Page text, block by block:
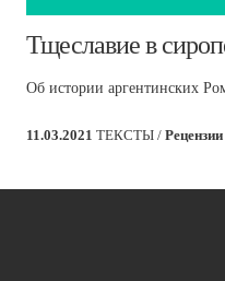
Тщеславие в
Об истории аргентинских
11.03.2021 ТЕКСТЫ / Рецензии